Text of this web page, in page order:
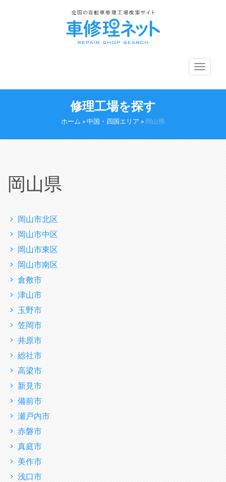
メ
ニ
ュ
え
修理工場を探す
ホーム » 中国・四国エリア » 岡山県
岡山県
岡山市北区
岡山市中区
岡山市東区
岡山市南区
倉敷市
津山市
玉野市
笠岡市
井原市
総社市
高梁市
新見市
備前市
瀬戸内市
赤磐市
真庭市
美作市
浅口市